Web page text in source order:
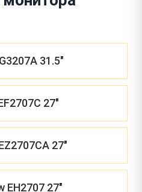
31.5"
27"
27"
EH2707 27"